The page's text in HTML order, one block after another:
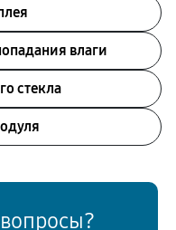
влаги
стекла